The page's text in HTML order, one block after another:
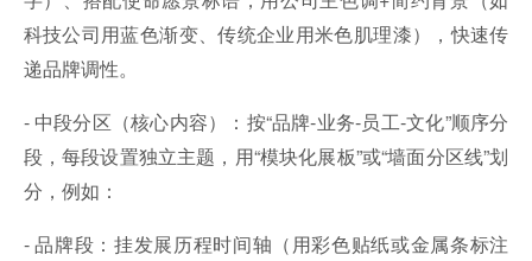
科技公司用蓝色渐变、传统企业用米色肌理漆），快速传
递品牌调性。
- 中段分区（核心内容）：按“品牌-业务-员工-文化”顺序分
段，每段设置独立主题，用“模块化展板”或“墙面分区线”划
分，例如：
- 品牌段：挂发展历程时间轴（用彩色贴纸或金属条标注